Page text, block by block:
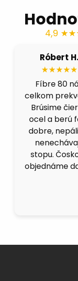
4,9
Róbert H.
★★★★★
Fíbre 80
celkom
Brúsime
ocel a berú
dobre,
stopu.
objednáme